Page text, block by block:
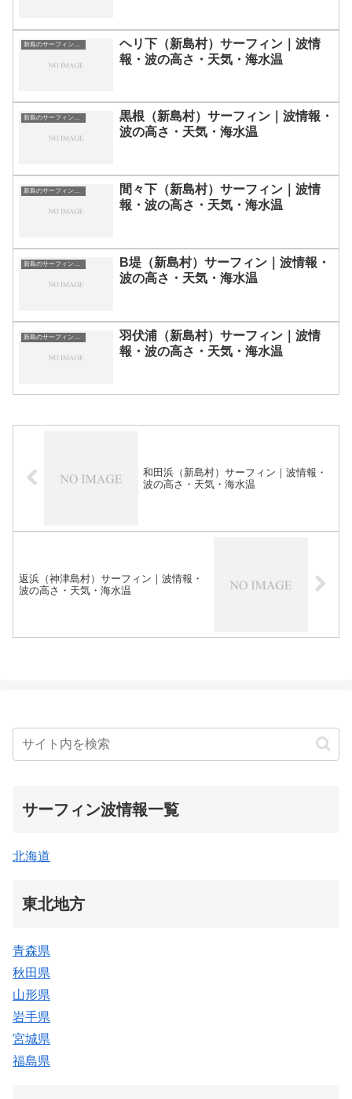
新島のサーフィン波情報・ポイント・スポット一覧
ヘリ下（新島村）サーフィン｜波情
報・波の高さ・天気・海水温
新島のサーフィン波情報・ポイント・スポット一覧
黒根（新島村）サーフィン｜波情報・
波の高さ・天気・海水温
新島のサーフィン波情報・ポイント・スポット一覧
間々下（新島村）サーフィン｜波情
報・波の高さ・天気・海水温
新島のサーフィン波情報・ポイント・スポット一覧
B堤（新島村）サーフィン｜波情報・
波の高さ・天気・海水温
新島のサーフィン波情報・ポイント・スポット一覧
羽伏浦（新島村）サーフィン｜波情
報・波の高さ・天気・海水温
和田浜（新島村）サーフィン｜波情報・
波の高さ・天気・海水温
返浜（神津島村）サーフィン｜波情報・
波の高さ・天気・海水温
サーフィン波情報一覧
北海道
東北地方
青森県
秋田県
山形県
岩手県
宮城県
福島県